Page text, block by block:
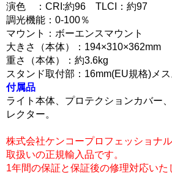
演色 ：CRI:約96 TLCI：約97
調光機能：0-100％
マウント：ボーエンスマウント
大きさ（本体）：194×310×362mm
重さ（本体）：約3.6kg
スタンド取付部：16mm(EU規格)メス
付属品
ライト本体、プロテクションカバー
レクター。
株式会社ケンコープロフェッショナ
取扱いの正規輸入品です。
1年間の保証と保証後の修理対応いた